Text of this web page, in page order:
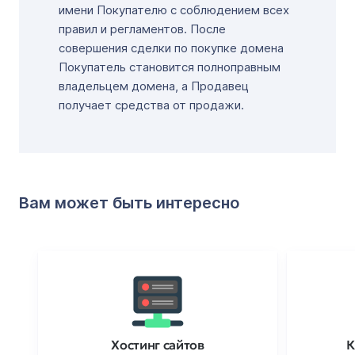
имени Покупателю с соблюдением всех
правил и регламентов. После
совершения сделки по покупке домена
Покупатель становится полноправным
владельцем домена, а Продавец
получает средства от продажи.
Вам может быть интересно
Хостинг сайтов